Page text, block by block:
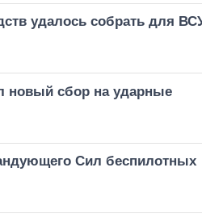
удалось собрать для
новый сбор на ударные
Сил беспилотных